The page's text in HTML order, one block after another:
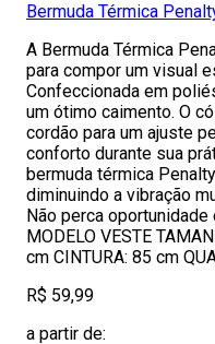
Bermuda Térmica
A Bermuda Térmica
para compor um visual
Confeccionada em
um ótimo caimento. O
cordão para um ajuste
conforto durante sua
bermuda térmica
diminuindo a vibração
Não perca
MODELO VESTE
cm CINTURA: 85 cm
R$ 59,99
a partir de: